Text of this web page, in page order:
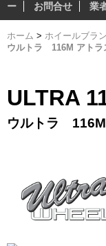
ー
お問合せ 業
ホーム > ホイールブラ
ウルトラ 116M アト
ULTRA
ウルトラ